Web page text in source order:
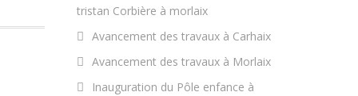
tristan Corbière à morlaix
Avancement des travaux à Carhaix
Avancement des travaux à Morlaix
Inauguration du Pôle enfance à